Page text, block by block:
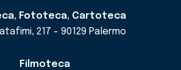
Fototeca, Cartoteca
217 - 90129 Palermo
Filmoteca